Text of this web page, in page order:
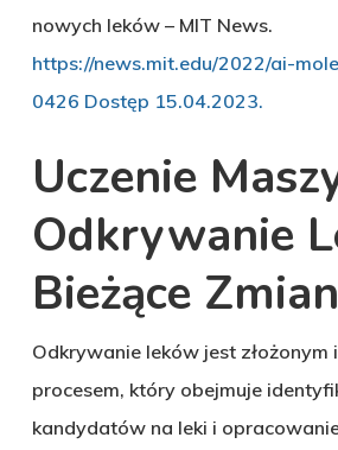
nowych leków – MIT News.
https://news.mit.edu/2022/ai-
0426 Dostęp 15.04.2023.
Uczenie
Odkrywanie
Bieżące
Odkrywanie leków jest złożonym
procesem, który obejmuje
kandydatów na leki i